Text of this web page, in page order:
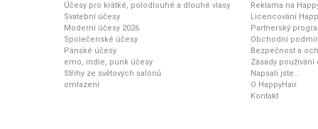
Účesy pro krátké, polodlouhé a dlouhé vlasy
Svatební účesy
Moderní účesy 2026
Společenské účesy
Pánské účesy
emo, indie, punk účesy
Střihy ze světových salónů
omlazení
Reklama na
Licencování
Partnerský
Obchodní
Bezpečnost a
Zásady
Napsali jste...
O HappyHair
Kontakt